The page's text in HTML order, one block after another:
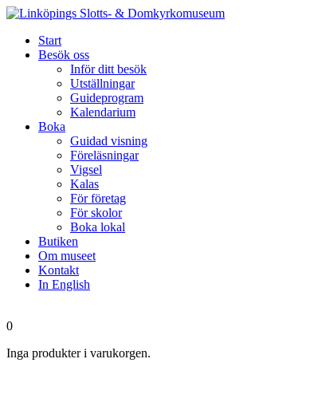
Start
Besök oss
Inför ditt besök
Utställningar
Guideprogram
Kalendarium
Boka
Guidad visning
Föreläsningar
Vigsel
Kalas
För företag
För skolor
Boka lokal
Butiken
Om museet
Kontakt
In English
0
Inga produkter i varukorgen.